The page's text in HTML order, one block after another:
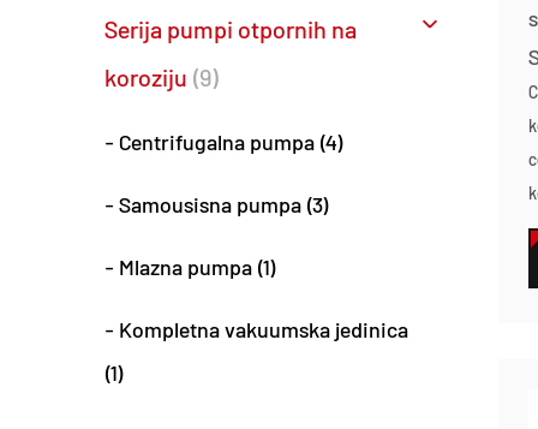
Serija pumpi otpornih na
koroziju (9)
- Centrifugalna pumpa (4)
- Samousisna pumpa (3)
- Mlazna pumpa (1)
- Kompletna vakuumska jedinica
(1)